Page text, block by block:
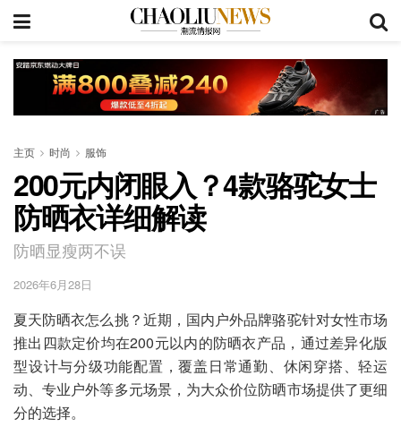
主页 时尚 服饰
200元内闭眼入？4款骆驼女士
防晒衣详细解读
防晒显瘦两不误
2026年6月28日
夏天防晒衣怎么挑？近期，国内户外品牌骆驼针对女性市场
推出四款定价均在200元以内的防晒衣产品，通过差异化版
型设计与分级功能配置，覆盖日常通勤、休闲穿搭、轻运
动、专业户外等多元场景，为大众价位防晒市场提供了更细
分的选择。